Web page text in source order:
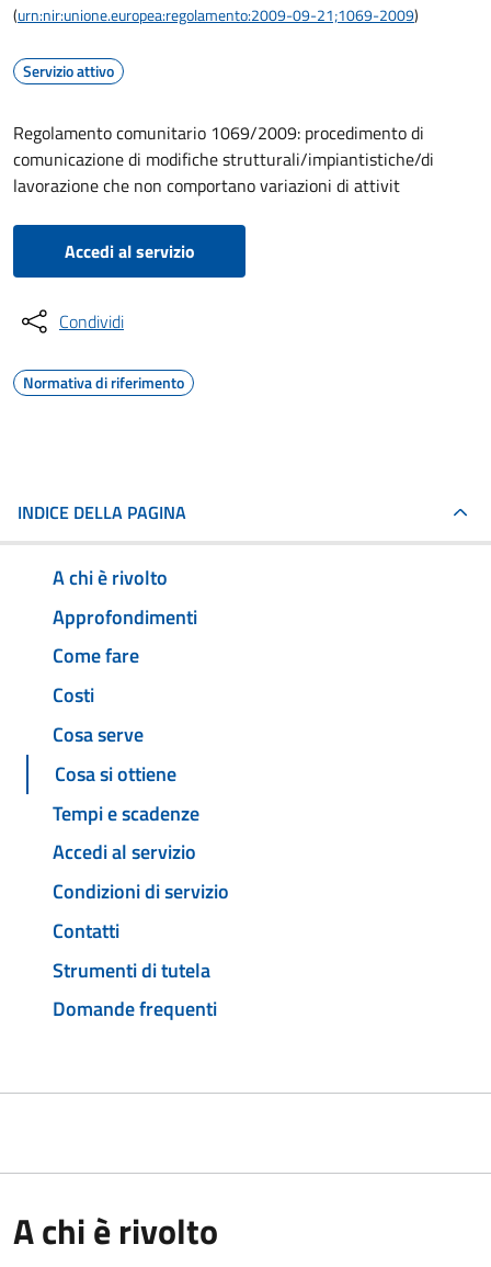
(urn:nir:unione.europea:regolamento:2009-09-21;1069-2009)
Servizio attivo
Regolamento comunitario 1069/2009: procedimento di
comunicazione di modifiche strutturali/impiantistiche/di
lavorazione che non comportano variazioni di attivit
Accedi al servizio
Condividi
Normativa di riferimento
INDICE DELLA PAGINA
A chi è rivolto
Approfondimenti
Come fare
Costi
Cosa serve
Cosa si ottiene
Tempi e scadenze
Accedi al servizio
Condizioni di servizio
Contatti
Strumenti di tutela
Domande frequenti
A chi è rivolto